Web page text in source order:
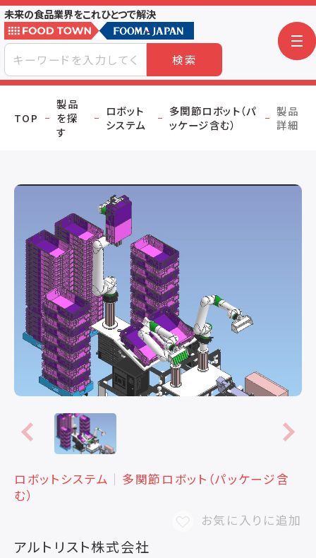
未来の食品業界をこれひとつで解決
検索
TOP
製品
を探
す
ロボット
システム
多関節ロボット（パ
ッケージ含む）
製品
詳細
ロボットシステム │ 多関節ロボット（パッケージ含
む）
お気に入りに追加
アルトリスト株式会社